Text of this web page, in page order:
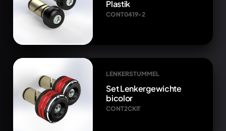
Plastik
CONT0419-2
LENKERSTUMMEL
Set Lenkergewichte
bicolor
CONT2CKIT